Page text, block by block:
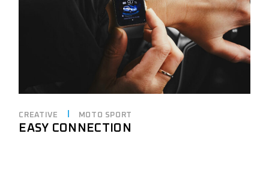
CREATIVE MOTO SPORT
EASY CONNECTION